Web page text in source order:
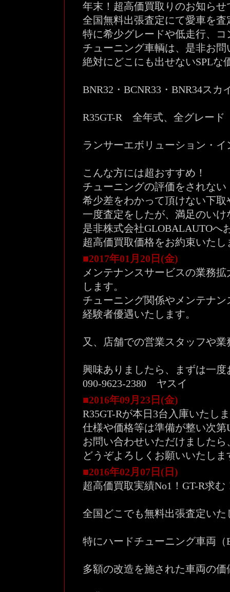
年末！超高価買取りのお知らせ
全国無料出張査定にて愛車を
特に希少グレードや低走行、
チューニング車輌は、是非お
絶対にどこにも出せないSPLな
BNR32・BCNR33・BNR34ス
R35GT-R 全年式、全グレード
ランサーエボリューション・
こんな方には超おすすめ！
チューニングの評価をされない
希少差をわかって頂けない下
一度査定をしたが、満足のいけ
是非株式会社GLOBALAUTOへ
超高価買取価格をお約束いたし
■2017年01月20日(金)
メンテナンスサービスの業務
します。
チューニング関係やメンテナ
経験者優遇いたします。
又、店舗での営業スタッフや
興味ありましたら、まずは一
090-9623-2380 ヤスイ
■2016年09月23日(金)
R35GT-Rが本日3台入庫いたし
仕様や価格等は準備が整い次
お問い合わせいただけました
どうぞよろしくお願いいたしま
■2016年02月07日(日)
超高価買取実績No1！GT-R求む
全国どこでも無料出張査定いた
特にハードチューニング車両
多額の改造を施された車両の